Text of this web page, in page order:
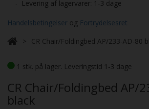
- Levering af lagervarer: 1-3 dage
Handelsbetingelser og Fortrydelsesret
CR Chair/Foldingbed AP/233-AD-80
1 stk. på lager. Leveringstid 1-3 dage
CR Chair/Foldingbed AP/
black